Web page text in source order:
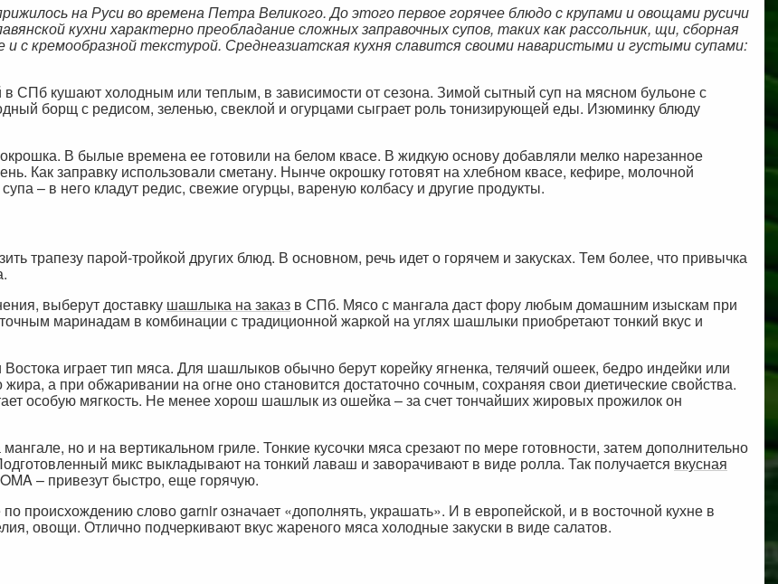
на Руси во времена Петра Великого. До этого первое горячее блюдо с крупами и овощами русичи
кухни характерно преобладание сложных заправочных супов, таких как рассольник, щи, сборная
и с кремообразной текстурой. Среднеазиатская кухня славится своими наваристыми и густыми супами:
в СПб кушают холодным или теплым, в зависимости от сезона. Зимой сытный суп на мясном бульоне с
борщ с редисом, зеленью, свеклой и огурцами сыграет роль тонизирующей еды. Изюминку блюду
В былые времена ее готовили на белом квасе. В жидкую основу добавляли мелко нарезанное
Как заправку использовали сметану. Нынче окрошку готовят на хлебном квасе, кефире, молочной
– в него кладут редис, свежие огурцы, вареную колбасу и другие продукты.
трапезу парой-тройкой других блюд. В основном, речь идет о горячем и закусках. Тем более, что привычка
выберут доставку шашлыка на заказ в СПб. Мясо с мангала даст фору любым домашним изыскам при
маринадам в комбинации с традиционной жаркой на углях шашлыки приобретают тонкий вкус и
играет тип мяса. Для шашлыков обычно берут корейку ягненка, телячий ошеек, бедро индейки или
а при обжаривании на огне оно становится достаточно сочным, сохраняя свои диетические свойства.
особую мягкость. Не менее хорош шашлык из ошейка – за счет тончайших жировых прожилок он
но и на вертикальном гриле. Тонкие кусочки мяса срезают по мере готовности, затем дополнительно
микс выкладывают на тонкий лаваш и заворачивают в виде ролла. Так получается вкусная
– привезут быстро, еще горячую.
происхождению слово garnir означает «дополнять, украшать». И в европейской, и в восточной кухне в
овощи. Отлично подчеркивают вкус жареного мяса холодные закуски в виде салатов.